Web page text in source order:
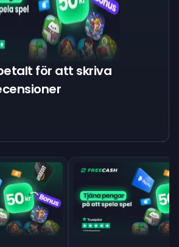
för att skriva